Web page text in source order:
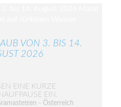
VON 3. BIS 14.
2026
EINE KURZE
EIN.
- Österreich